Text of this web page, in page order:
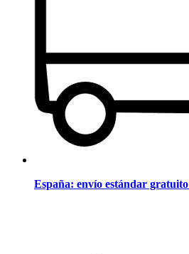
España: envío estándar gratuito